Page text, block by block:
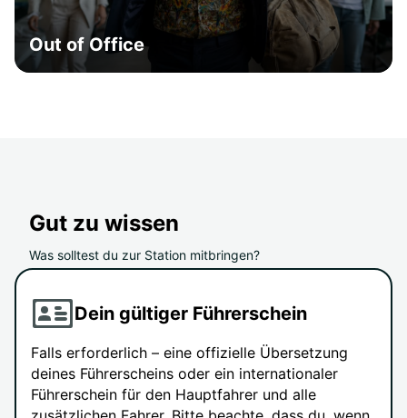
Out of Office
Gut zu wissen
Was solltest du zur Station mitbringen?
Dein gültiger Führerschein
Falls erforderlich – eine offizielle Übersetzung
deines Führerscheins oder ein internationaler
Führerschein für den Hauptfahrer und alle